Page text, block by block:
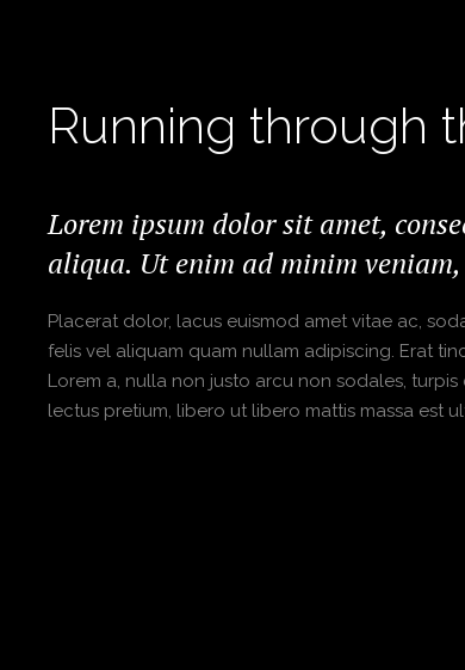
Running through
Lorem ipsum dolor sit amet,
aliqua. Ut enim ad minim
Placerat dolor, lacus euismod amet vitae ac,
felis vel aliquam quam nullam adipiscing. Erat
Lorem a, nulla non justo arcu non sodales,
lectus pretium, libero ut libero mattis massa est